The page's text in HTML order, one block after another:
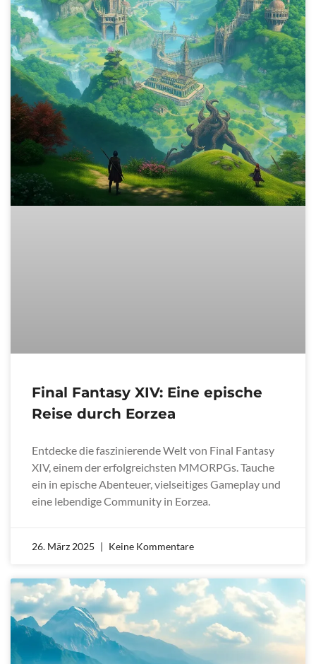
Final Fantasy XIV: Eine epische
Reise durch Eorzea
Entdecke die faszinierende Welt von Final Fantasy
XIV, einem der erfolgreichsten MMORPGs. Tauche
ein in epische Abenteuer, vielseitiges Gameplay und
eine lebendige Community in Eorzea.
26. März 2025 Keine Kommentare